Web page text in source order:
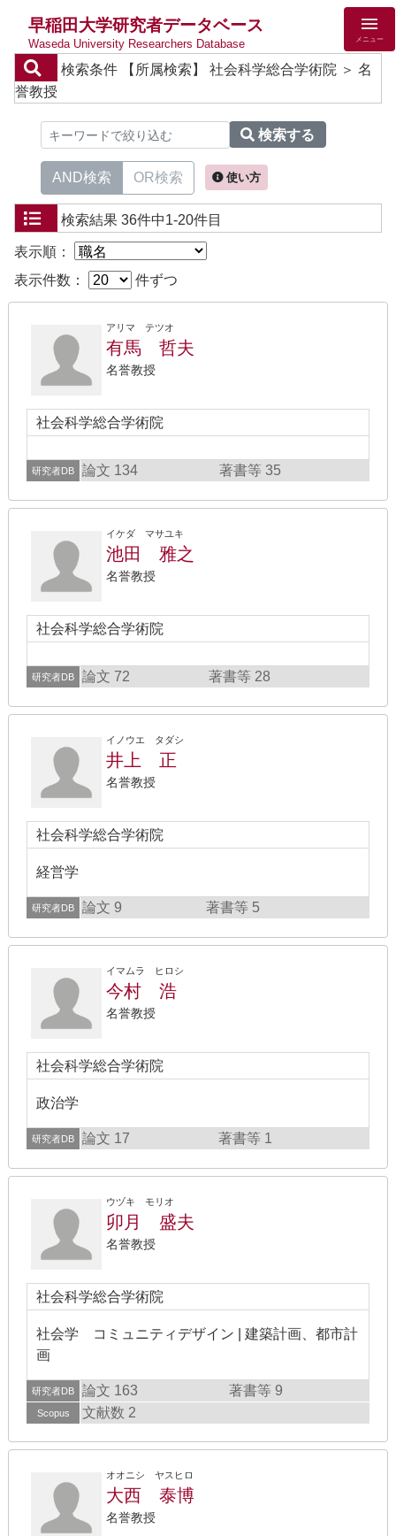
早稲田大学研究者データベース
Waseda University Researchers Database メニュー
検索条件
【所属検索】 社会科学総合学術院 ＞ 名
誉教授
検索する
AND検索 OR検索 使い方
検索結果 36件中1-20件目
表示順：
表示件数：
件ずつ
アリマ テツオ
有馬 哲夫
名誉教授
社会科学総合学術院
研究者DB 論文 134 著書等 35
イケダ マサユキ
池田 雅之
名誉教授
社会科学総合学術院
研究者DB 論文 72 著書等 28
イノウエ タダシ
井上 正
名誉教授
社会科学総合学術院
経営学
研究者DB 論文 9 著書等 5
イマムラ ヒロシ
今村 浩
名誉教授
社会科学総合学術院
政治学
研究者DB 論文 17 著書等 1
ウヅキ モリオ
卯月 盛夫
名誉教授
社会科学総合学術院
社会学 コミュニティデザイン | 建築計画、都市計
画
研究者DB 論文 163 著書等 9
Scopus 文献数 2
オオニシ ヤスヒロ
大西 泰博
名誉教授